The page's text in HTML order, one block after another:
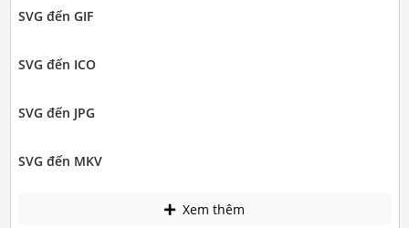
SVG đến GIF
SVG đến ICO
SVG đến JPG
SVG đến MKV
Xem thêm